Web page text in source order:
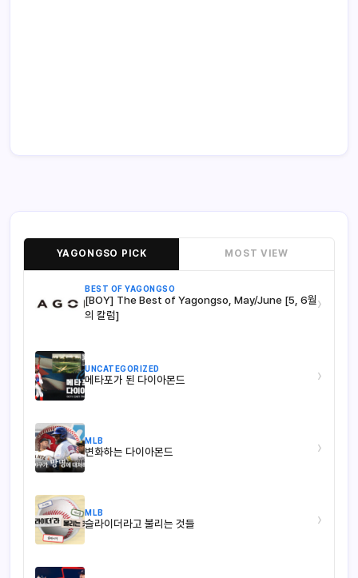
YAGONGSO PICK MOST VIEW
BEST OF YAGONGSO
[BOY] The Best of Yagongso, May/June [5, 6월
의 칼럼]
›
UNCATEGORIZED
메타포가 된 다이아몬드 ›
MLB
변화하는 다이아몬드 ›
MLB
슬라이더라고 불리는 것들 ›